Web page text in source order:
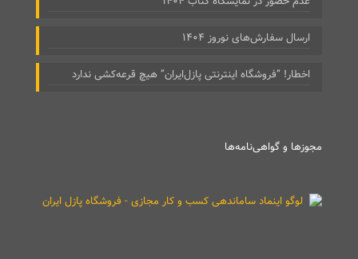
ارسال سفارش‌های نوروز ۱۴۰۴
اخطار! “فروشگاه اینترنتی پازل‌ایران” هیچ قرعه‌کشی ندارد
مجوزها و گواهی‌نامه‌ها